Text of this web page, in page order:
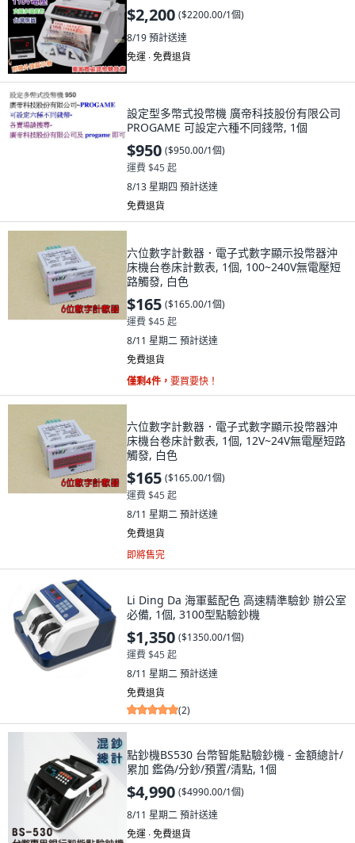
$2,200 ($2200.00/1個)
8/19預計送達
免運 ∙ 免費退貨
設定型多幣式投幣機 廣帝科技股份有限公司
PROGAME 可設定六種不同錢幣, 1個
$950 ($950.00/1個)
運費 $45 起
8/13 星期四 預計送達
免費退貨
六位數字計數器．電子式數字顯示投幣器沖
床機台卷床計數表, 1個, 100~240V無電壓短
路觸發, 白色
$165 ($165.00/1個)
運費 $45 起
8/11 星期二預計送達
免費退貨
僅剩4件， 要買要快！
六位數字計數器．電子式數字顯示投幣器沖
床機台卷床計數表, 1個, 12V~24V無電壓短路
觸發, 白色
$165 ($165.00/1個)
運費 $45 起
8/11 星期二預計送達
免費退貨
即將售完
Li Ding Da 海軍藍配色 高速精準驗鈔 辦公室
必備, 1個, 3100型點驗鈔機
$1,350 ($1350.00/1個)
運費 $45 起
8/11 星期二預計送達
免費退貨
(2)
點鈔機BS530 台幣智能點驗鈔機 - 金額總計/
累加 鑑偽/分鈔/預置/清點, 1個
$4,990 ($4990.00/1個)
8/11 星期二預計送達
免運 ∙ 免費退貨